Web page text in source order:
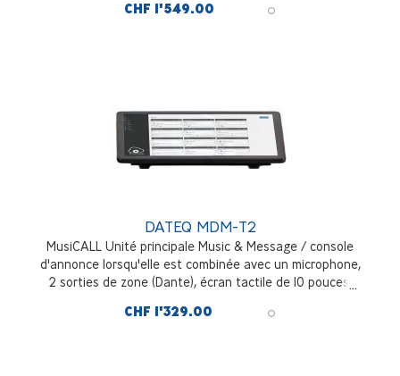
CHF 1'549.00
DATEQ MDM-T2
MusiCALL Unité principale Music & Message / console
d'annonce lorsqu'elle est combinée avec un microphone,
2 sorties de zone (Dante), écran tactile de 10 pouces,
CHF 1'329.00